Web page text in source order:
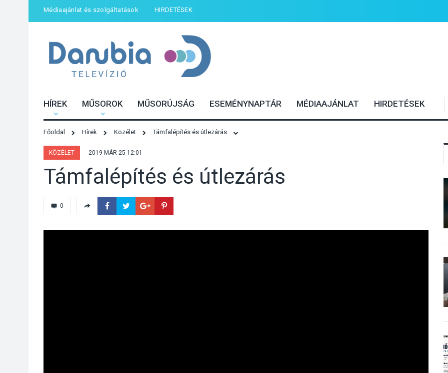
Médiaajánlat és szolgáltatások HIRDETÉSEK
HÍREK MŰSOROK MŰSORÚJSÁG ESEMÉNYNAPTÁR MÉDIAAJÁNLAT HIRDETÉSEK
Főoldal Hírek Közélet Támfalépítés és útlezárás
KÖZÉLET 2019 MÁR 25 12:01
Támfalépítés és útlezárás
0